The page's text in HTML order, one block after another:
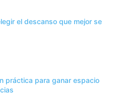
el descanso que mejor se
práctica para ganar espacio